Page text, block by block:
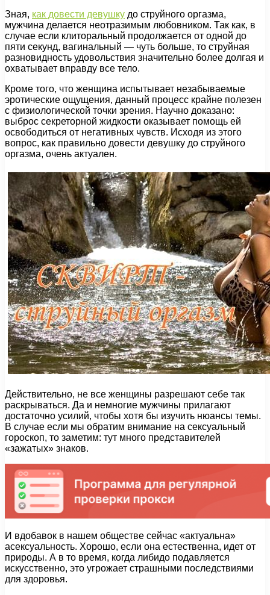
Зная, как довести девушку до струйного оргазма,
мужчина делается неотразимым любовником. Так как, в
случае если клиторальный продолжается от одной до
пяти секунд, вагинальный — чуть больше, то струйная
разновидность удовольствия значительно более долгая и
охватывает вправду все тело.
Кроме того, что женщина испытывает незабываемые
эротические ощущения, данный процесс крайне полезен
с физиологической точки зрения. Научно доказано:
выброс секреторной жидкости оказывает помощь ей
освободиться от негативных чувств. Исходя из этого
вопрос, как правильно довести девушку до струйного
оргазма, очень актуален.
Действительно, не все женщины разрешают себе так
раскрываться. Да и немногие мужчины прилагают
достаточно усилий, чтобы хотя бы изучить нюансы темы.
В случае если мы обратим внимание на сексуальный
гороскоп, то заметим: тут много представителей
«зажатых» знаков.
И вдобавок в нашем обществе сейчас «актуальна»
асексуальность. Хорошо, если она естественна, идет от
природы. А в то время, когда либидо подавляется
искусственно, это угрожает страшными последствиями
для здоровья.